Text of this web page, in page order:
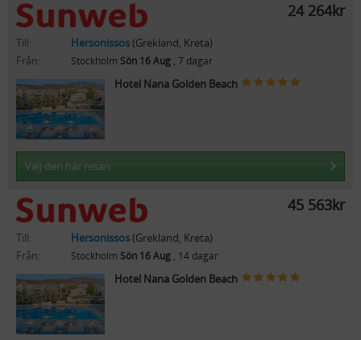
24 264kr
Till: Hersonissos(Grekland, Kreta)
Från:
Stockholm Sön 16 Aug , 7 dagar
Hotel Nana Golden Beach
Välj den här resan
45 563kr
Till: Hersonissos(Grekland, Kreta)
Från:
Stockholm Sön 16 Aug , 14 dagar
Hotel Nana Golden Beach